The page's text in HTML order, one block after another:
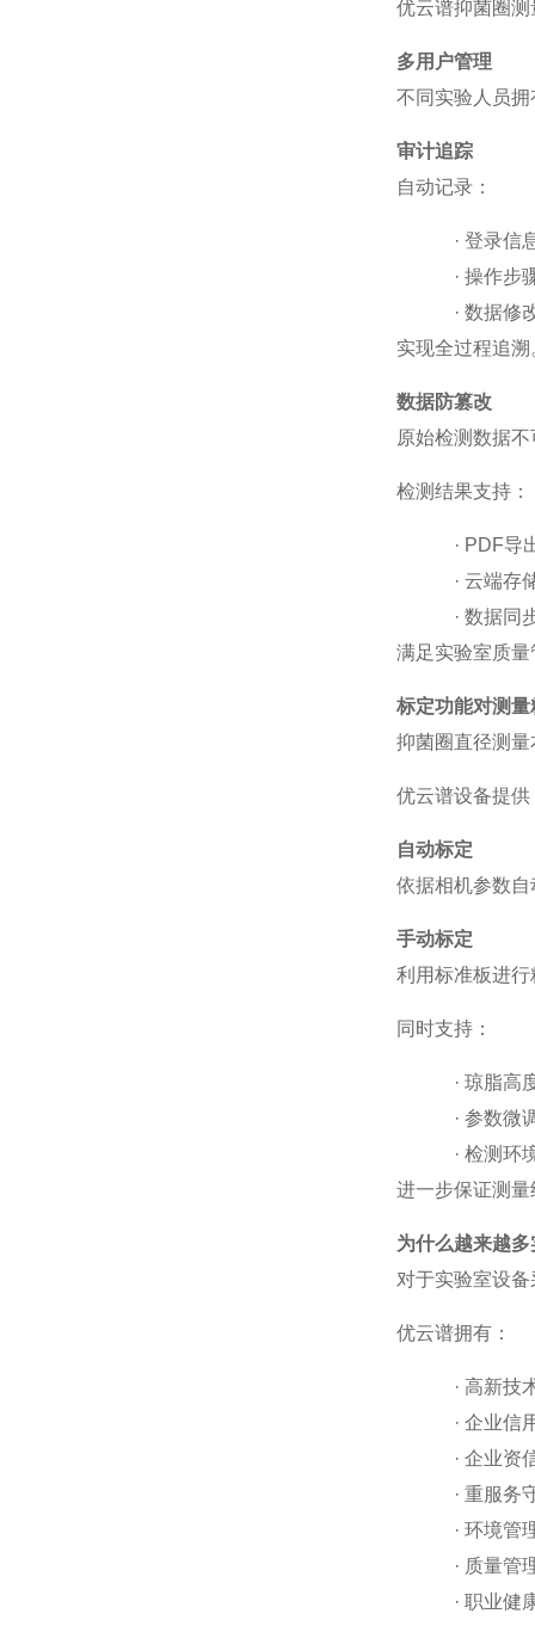
优云谱抑菌圈
多用户管理
不同实验人员
审计追踪
自动记录：
· 登录信
· 操作步
· 数据修
实现全过程追溯
数据防篡改
原始检测数据
检测结果支持：
· PDF导
· 云端存
· 数据同
满足实验室质
标定功能对测
抑菌圈直径测
优云谱设备提供
自动标定
依据相机参数
手动标定
利用标准板进
同时支持：
· 琼脂高
· 参数微
· 检测环
进一步保证测
为什么越来越
对于实验室设
优云谱拥有：
· 高新技
· 企业信
· 企业资
· 重服务
· 环境管
· 质量管
· 职业健